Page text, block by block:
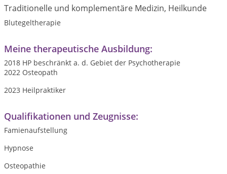
Traditionelle und komplementäre Medizin, Heilkunde
Blutegeltherapie
Meine therapeutische Ausbildung:
2018 HP beschränkt a. d. Gebiet der Psychotherapie
2022 Osteopath
2023 Heilpraktiker
Qualifikationen und Zeugnisse:
Famienaufstellung
Hypnose
Osteopathie